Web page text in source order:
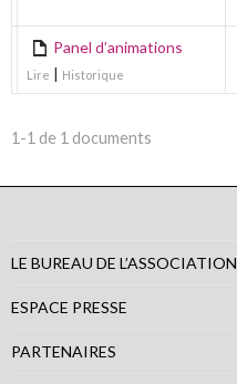
Panel d’animations
Lire | Historique
1-1 de 1 documents
LE BUREAU DE L’ASSOCIATION
ESPACE PRESSE
PARTENAIRES